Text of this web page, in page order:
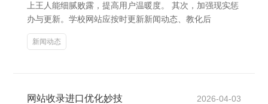
上王人能细腻败露，提高用户温暖度。 其次，加强现实惩
办与更新。学校网站应按时更新新闻动态、教化后
新闻动态
网站收录进口优化妙技 2026-04-03